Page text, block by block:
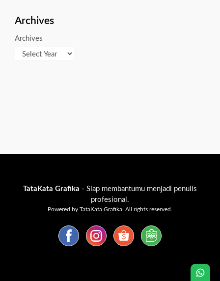
Archives
Archives
TataKata Grafika - Siap membantumu menjadi penulis
profesional.
Powered by TataKata Grafika. All rights reserved.